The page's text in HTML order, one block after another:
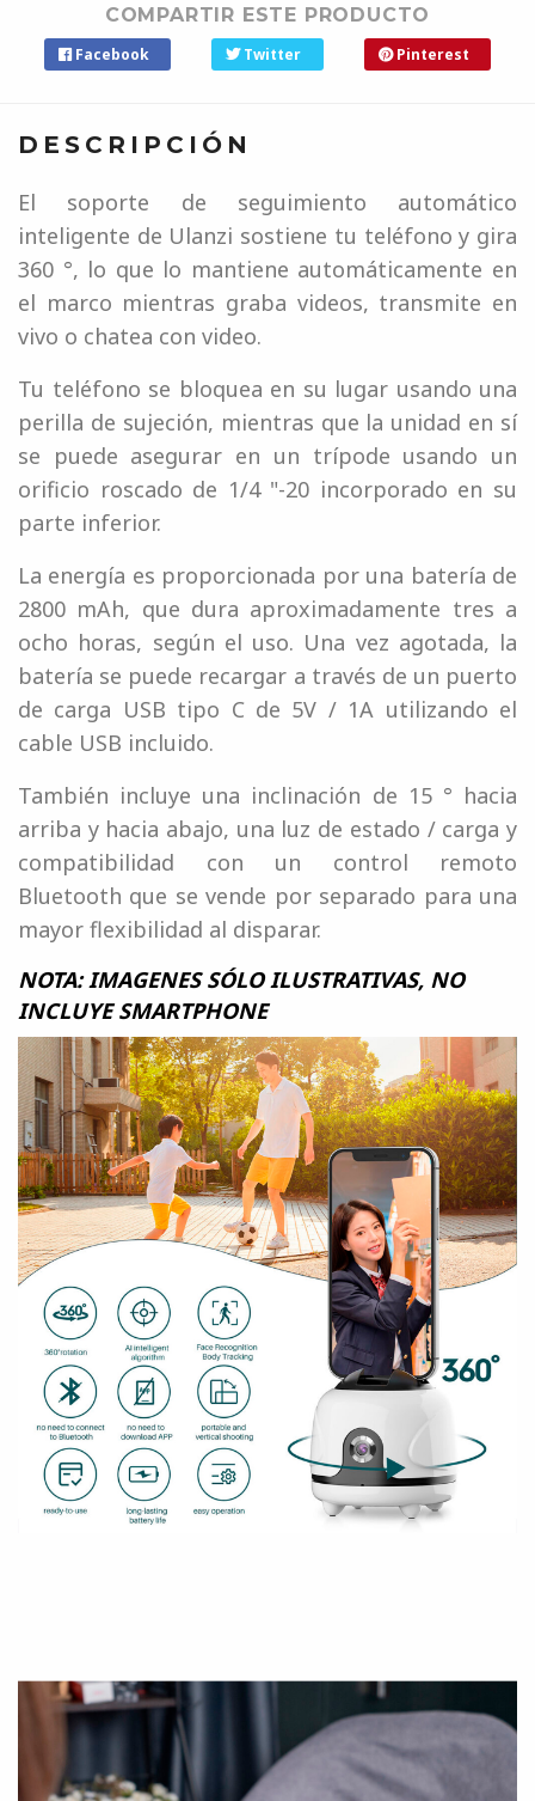
COMPARTIR ESTE PRODUCTO
Facebook Twitter Pinterest
DESCRIPCIÓN
El soporte de seguimiento automático
inteligente de Ulanzi sostiene tu teléfono y gira
360 °, lo que lo mantiene automáticamente en
el marco mientras graba videos, transmite en
vivo o chatea con video.
Tu teléfono se bloquea en su lugar usando una
perilla de sujeción, mientras que la unidad en sí
se puede asegurar en un trípode usando un
orificio roscado de 1/4 "-20 incorporado en su
parte inferior.
La energía es proporcionada por una batería de
2800 mAh, que dura aproximadamente tres a
ocho horas, según el uso. Una vez agotada, la
batería se puede recargar a través de un puerto
de carga USB tipo C de 5V / 1A utilizando el
cable USB incluido.
También incluye una inclinación de 15 ° hacia
arriba y hacia abajo, una luz de estado / carga y
compatibilidad con un control remoto
Bluetooth que se vende por separado para una
mayor flexibilidad al disparar.
NOTA: IMAGENES SÓLO ILUSTRATIVAS, NO
INCLUYE SMARTPHONE